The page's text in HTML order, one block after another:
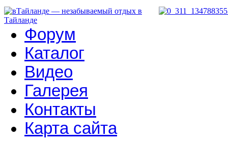
Форум
Каталог
Видео
Галерея
Контакты
Карта сайта